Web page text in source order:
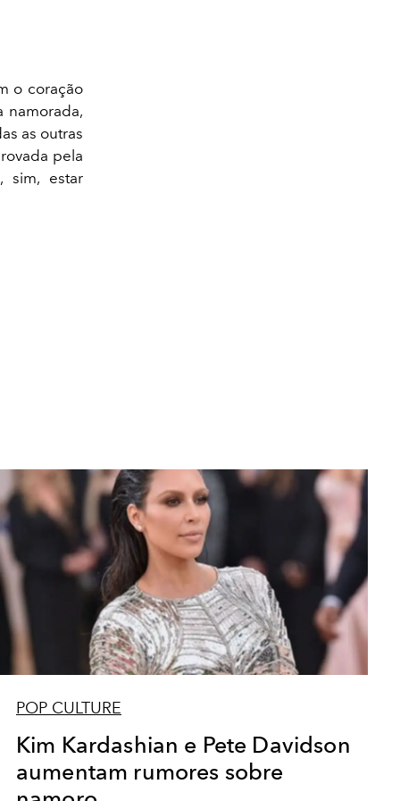
o coração
namorada,
as outras
pela
sim, estar
POP CULTURE
Kim Kardashian e Pete Davidson
aumentam rumores sobre